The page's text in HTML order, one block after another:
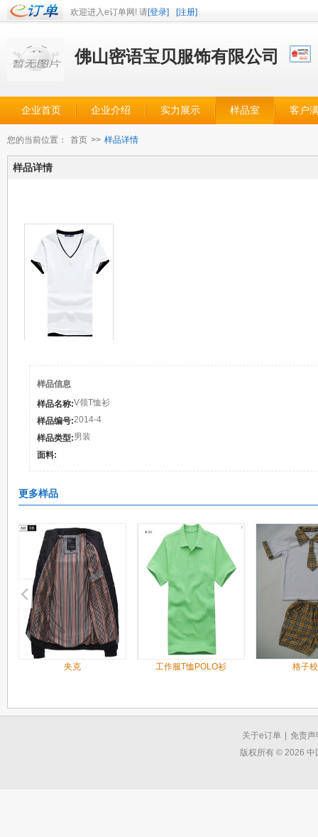
欢迎进入e订单网! 请[登录] [注册]
佛山密语宝贝服饰有限公司
企业首页 企业介绍 实力展示 样品室 客户
您的当前位置： 首页 >> 样品详情
样品详情
样品信息
样品名称:V领T恤衫
样品编号:2014-4
样品类型:男装
面料:
更多样品
夹克 工作服T恤POLO衫 格子
关于e订单
免责声
版权所有 © 2026